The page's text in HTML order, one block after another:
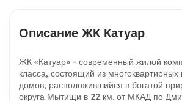
Описание ЖК Катуар
ЖК «Катуар» - современный жилой
класса, состоящий из
домов, расположившийся в богатой
округа Мытищи в 22 км. от МКАД по